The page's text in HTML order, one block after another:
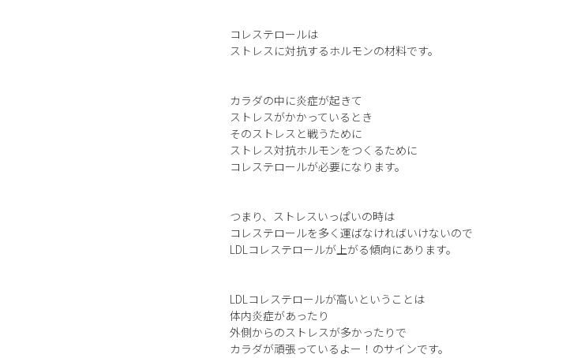
コレステロールは
ストレスに対抗するホルモンの材料です。
カラダの中に炎症が起きて
ストレスがかかっているとき
そのストレスと戦うために
ストレス対抗ホルモンをつくるために
コレステロールが必要になります。
つまり、ストレスいっぱいの時は
コレステロールを多く運ばなければいけないので
LDLコレステロールが上がる傾向にあります。
LDLコレステロールが高いということは
体内炎症があったり
外側からのストレスが多かったりで
カラダが頑張っているよー！のサインです。